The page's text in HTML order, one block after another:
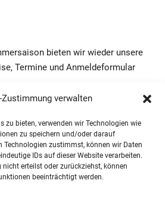
verwalten
zu bieten, verwenden wir Technologien wie
zu speichern und/oder darauf
Technologien zustimmst, können wir Daten
IDs auf dieser Website verarbeiten.
erteilst oder zurückziehst, können
beeinträchtigt werden.
bieten wir wieder unsere
Termine und Anmeldeformular
Impressum